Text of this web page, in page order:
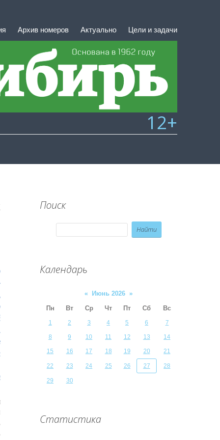
Архив номеров Актуально Цели и задачи
12+
Поиск
Календарь
« Июнь 2026 »
Пн
Вт Ср Чт Пт Сб Вс
1 2 3 4 5 6 7
8 9 10 11 12 13 14
15 16 17 18 19 20 21
22 23 24 25 26 27 28
29 30
Статистика